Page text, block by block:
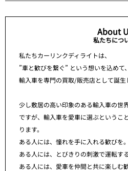
About
私たちにつ
私たちカーリンクディライトは、
”車と歓びを繋ぐ” という想いを込めて、
輸入車を専門の買取/販売店として誕生
少し敷居の高い印象のある輸入車の世界
ですが、輸入車を愛車に選ぶというこ
ります。
ある人には、憧れを手に入れる歓びを。
ある人には、とびきりの刺激で運転す
ある人には、愛車を仲間と共に楽しむ歓